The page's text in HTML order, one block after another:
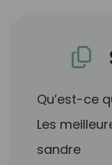
Qu’est-ce
Les
sandre